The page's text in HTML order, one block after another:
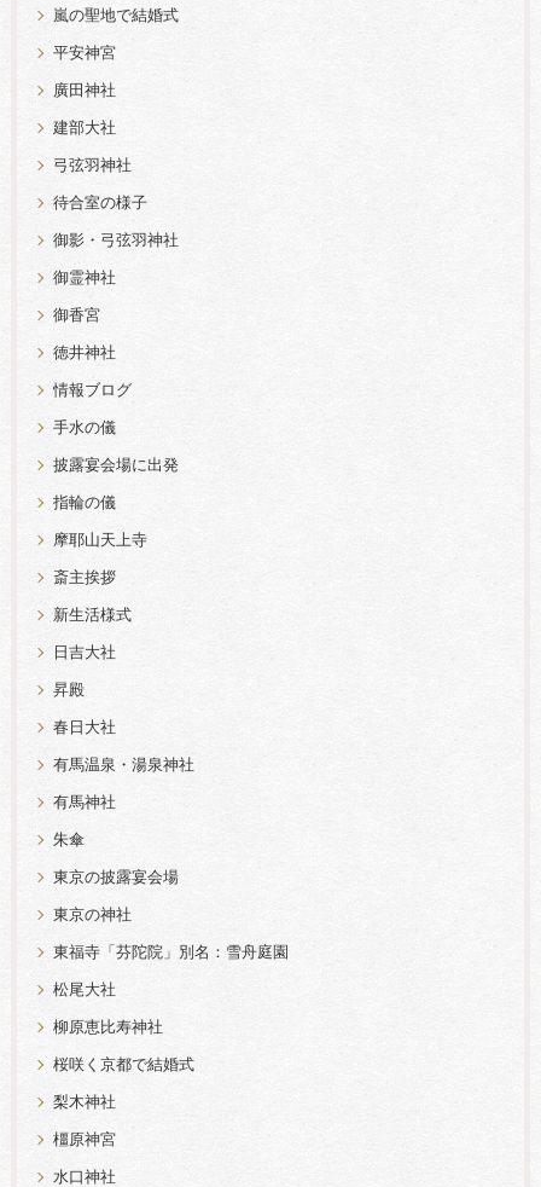
嵐の聖地で結婚式
平安神宮
廣田神社
建部大社
弓弦羽神社
待合室の様子
御影・弓弦羽神社
御霊神社
御香宮
徳井神社
情報ブログ
手水の儀
披露宴会場に出発
指輪の儀
摩耶山天上寺
斎主挨拶
新生活様式
日吉大社
昇殿
春日大社
有馬温泉・湯泉神社
有馬神社
朱傘
東京の披露宴会場
東京の神社
東福寺「芬陀院」別名：雪舟庭園
松尾大社
柳原恵比寿神社
桜咲く京都で結婚式
梨木神社
橿原神宮
水口神社